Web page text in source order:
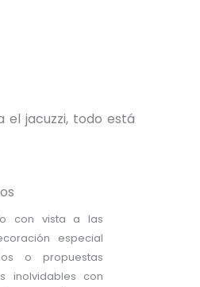
el jacuzzi, todo está
con vista a las
especial
o propuestas
inolvidables con